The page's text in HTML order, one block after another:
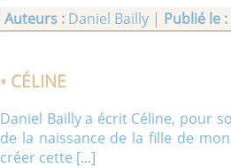
Auteurs : Daniel Bailly | Publié le :
• CÉLINE
Daniel Bailly a écrit Céline, pour
de la naissance de la fille de
créer cette [...]